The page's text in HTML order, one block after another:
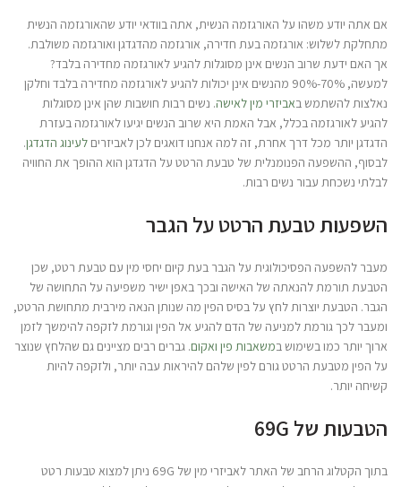
אם אתה יודע משהו על האורגזמה הנשית, אתה בוודאי יודע שהאורגזמה הנשית
מתחלקת לשלוש: אורגזמה בעת חדירה, אורגזמה מהדגדגן ואורגזמה משולבת.
אך האם ידעת שרוב הנשים אינן מסוגלות להגיע לאורגזמה מחדירה בלבד?
למעשה, 70%-90% מהנשים אינן יכולות להגיע לאורגזמה מחדירה בלבד וחלקן
נאלצות להשתמש באביזרי מין לאישה. נשים רבות חושבות שהן אינן מסוגלות
להגיע לאורגזמה בכלל, אבל האמת היא שרוב הנשים יגיעו לאורגזמה בעזרת
הדגדגן יותר מכל דרך אחרת, זה למה אנחנו דואגים לכן לאביזרים לעינוג הדגדגן.
לבסוף, ההשפעה הפנומנלית של טבעת הרטט על הדגדגן הוא ההופך את החוויה
לבלתי נשכחת עבור נשים רבות.
השפעות טבעת הרטט על הגבר
מעבר להשפעה הפסיכולוגית על הגבר בעת קיום יחסי מין עם טבעת רטט, שכן
הטבעת תורמת להנאתה של האישה ובכך באפן ישיר משפיעה על התחושה של
הגבר. הטבעת יוצרות לחץ על בסיס הפין מה שנותן הנאה מירבית מתחושת הרטט,
ומעבר לכך גורמת למניעה של הדם להגיע אל הפין וגורמת לזקפה להימשך לזמן
ארוך יותר כמו בשימוש במשאבות פין ואקום. גברים רבים מציינים גם שהלחץ שנוצר
על הפין מטבעת הרטט גורם לפין שלהם להיראות עבה יותר, ולזקפה להיות
קשיחה יותר.
הטבעות של 69G
בתוך הקטלוג הרחב של האתר לאביזרי מין של 69G ניתן למצוא טבעות רטט